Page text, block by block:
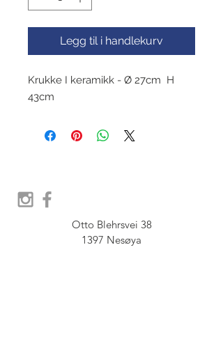
Legg til i handlekurv
Krukke I keramikk - Ø 27cm H
43cm
Otto Blehrsvei 38
1397 Nesøya